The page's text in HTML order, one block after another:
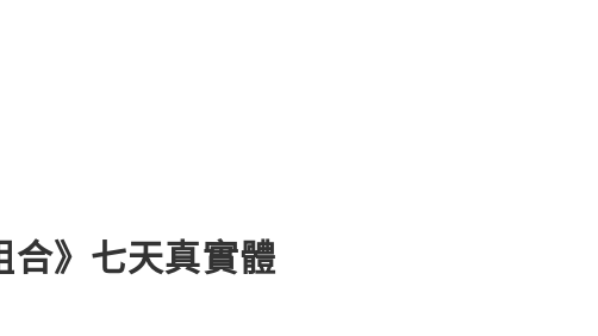
合》七天真實體